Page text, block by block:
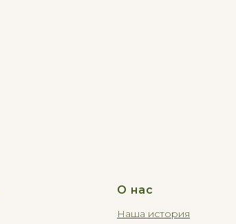
О нас
Наша история